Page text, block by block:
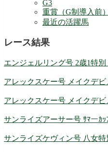
G3
重賞（G制導入前）
最近の活躍馬
レース結果
エンジェルリング号 2歳1特
アレックスケー号 メイクデ
アレックスケー号 メイクデ
サンライズアーサー号 ｻﾏー
サンライズケヴィン号 八